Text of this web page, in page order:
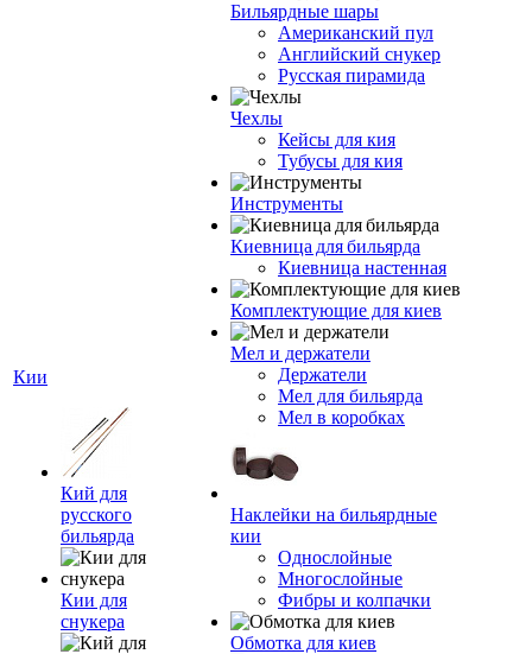
Кии
Кий для
русского
бильярда
Кии для
снукера
Бильярдные шары
Американский пул
Английский снукер
Русская пирамида
Чехлы
Кейсы для кия
Тубусы для кия
Инструменты
Киевница для бильярда
Киевница настенная
Комплектующие для киев
Мел и держатели
Держатели
Мел для бильярда
Мел в коробках
Наклейки на бильярдные
кии
Однослойные
Многослойные
Фибры и колпачки
Обмотка для киев